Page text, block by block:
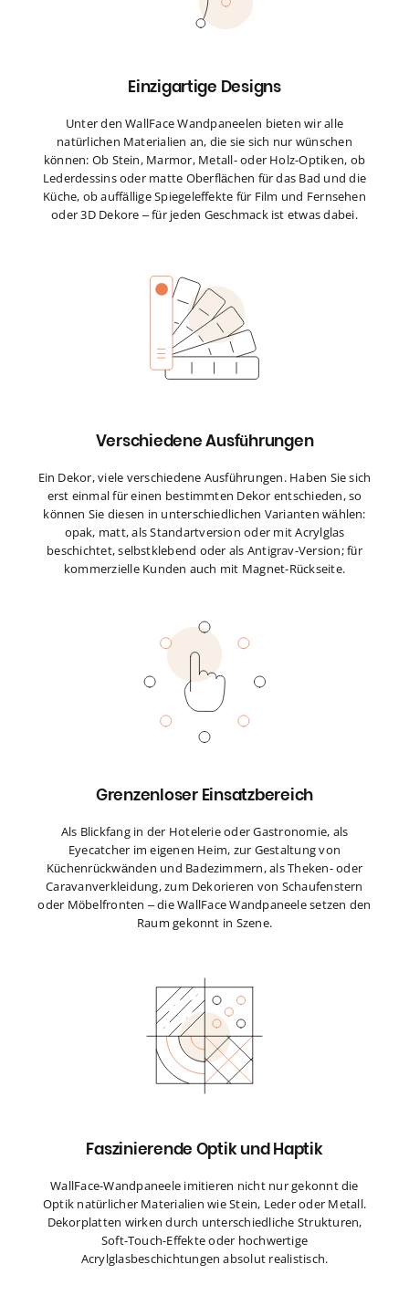
Einzigartige Designs
Unter den WallFace Wandpaneelen bieten wir alle
natürlichen Materialien an, die sie sich nur wünschen
können: Ob Stein, Marmor, Metall- oder Holz-Optiken, ob
Lederdessins oder matte Oberflächen für das Bad und die
Küche, ob auffällige Spiegeleffekte für Film und Fernsehen
oder 3D Dekore – für jeden Geschmack ist etwas dabei.
Verschiedene Ausführungen
Ein Dekor, viele verschiedene Ausführungen. Haben Sie sich
erst einmal für einen bestimmten Dekor entschieden, so
können Sie diesen in unterschiedlichen Varianten wählen:
opak, matt, als Standartversion oder mit Acrylglas
beschichtet, selbstklebend oder als Antigrav-Version; für
kommerzielle Kunden auch mit Magnet-Rückseite.
Grenzenloser Einsatzbereich
Als Blickfang in der Hotelerie oder Gastronomie, als
Eyecatcher im eigenen Heim, zur Gestaltung von
Küchenrückwänden und Badezimmern, als Theken- oder
Caravanverkleidung, zum Dekorieren von Schaufenstern
oder Möbelfronten – die WallFace Wandpaneele setzen den
Raum gekonnt in Szene.
Faszinierende Optik und Haptik
WallFace-Wandpaneele imitieren nicht nur gekonnt die
Optik natürlicher Materialien wie Stein, Leder oder Metall.
Dekorplatten wirken durch unterschiedliche Strukturen,
Soft-Touch-Effekte oder hochwertige
Acrylglasbeschichtungen absolut realistisch.